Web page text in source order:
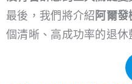
最後，我們將介紹阿爾
個清晰、高成功率的退休